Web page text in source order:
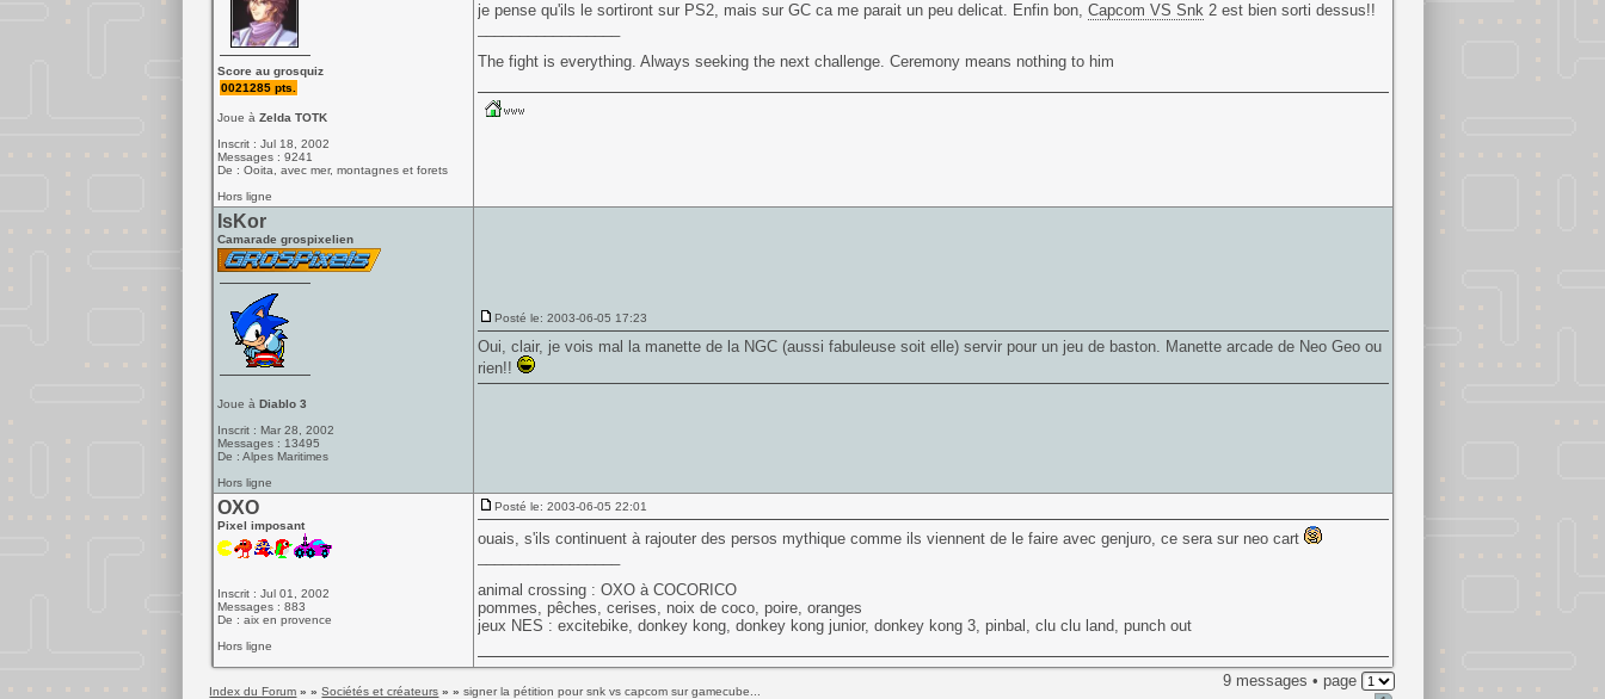
Score au grosquiz
0021285 pts.
Joue à Zelda TOTK
Inscrit : Jul 18, 2002
Messages : 9241
De : Ooita, avec mer, montagnes et forets
Hors ligne
je pense qu'ils le sortiront sur PS2, mais sur GC ca me parait un peu delicat. Enfin bon, Capcom VS Snk2 est bien sorti dessus!!
The fight is everything. Always seeking the next challenge. Ceremony means nothing to him
IsKor
Camarade grospixelien
Joue à Diablo 3
Inscrit : Mar 28, 2002
Messages : 13495
De : Alpes Maritimes
Hors ligne
Posté le: 2003-06-05 17:23
Oui, clair, je vois mal la manette de la NGC (aussi fabuleuse soit elle) servir pour un jeu de baston. Manette arcade de Neo Geo ou
rien!!
OXO
Pixel imposant
Inscrit : Jul 01, 2002
Messages : 883
De : aix en provence
Hors ligne
Posté le: 2003-06-05 22:01
ouais, s'ils continuent à rajouter des persos mythique comme ils viennent de le faire avec genjuro, ce sera sur neo cart
animal crossing : OXO à COCORICO
pommes, pêches, cerises, noix de coco, poire, oranges
jeux NES : excitebike, donkey kong, donkey kong junior, donkey kong 3, pinbal, clu clu land, punch out
Index du Forum » »Sociétés et créateurs » »signer la pétition pour snk vs capcom sur gamecube...
9 messages • page